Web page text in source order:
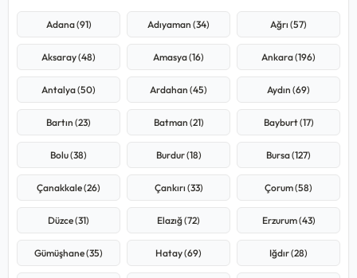
Adana (91) Adıyaman (34) Ağrı (57)
Aksaray (48) Amasya (16) Ankara (196)
Antalya (50) Ardahan (45) Aydın (69)
Bartın (23) Batman (21) Bayburt (17)
Bolu (38) Burdur (18) Bursa (127)
Çanakkale (26) Çankırı (33) Çorum (58)
Düzce (31) Elazığ (72) Erzurum (43)
Gümüşhane (35) Hatay (69) Iğdır (28)